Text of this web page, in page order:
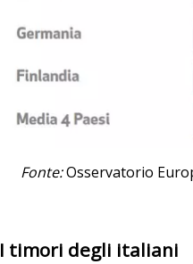
Fonte:Osservatorio
I timori degli italiani